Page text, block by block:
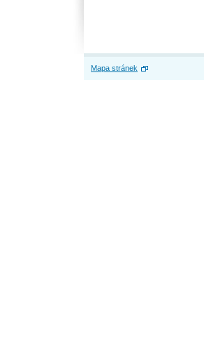
Mapa stránek